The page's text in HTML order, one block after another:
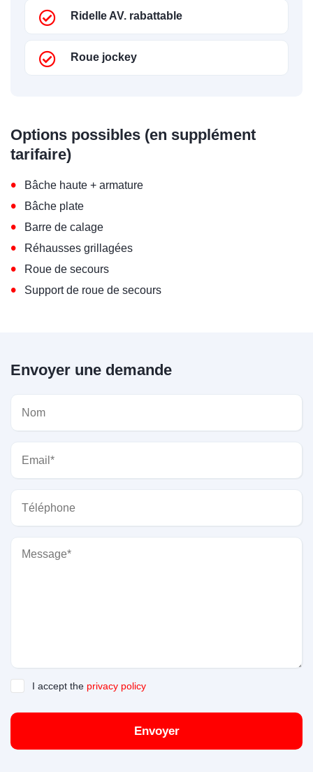
Ridelle AV. rabattable
Roue jockey
Options possibles (en supplément
tarifaire)
• Bâche haute + armature
• Bâche plate
• Barre de calage
• Réhausses grillagées
• Roue de secours
• Support de roue de secours
Envoyer une demande
I accept the privacy policy
Envoyer